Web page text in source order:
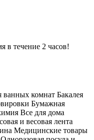
в течение 2 часов!
ванных комнат Бакалея
Бумажная
Все для дома
и весовая лента
Медицинские товары